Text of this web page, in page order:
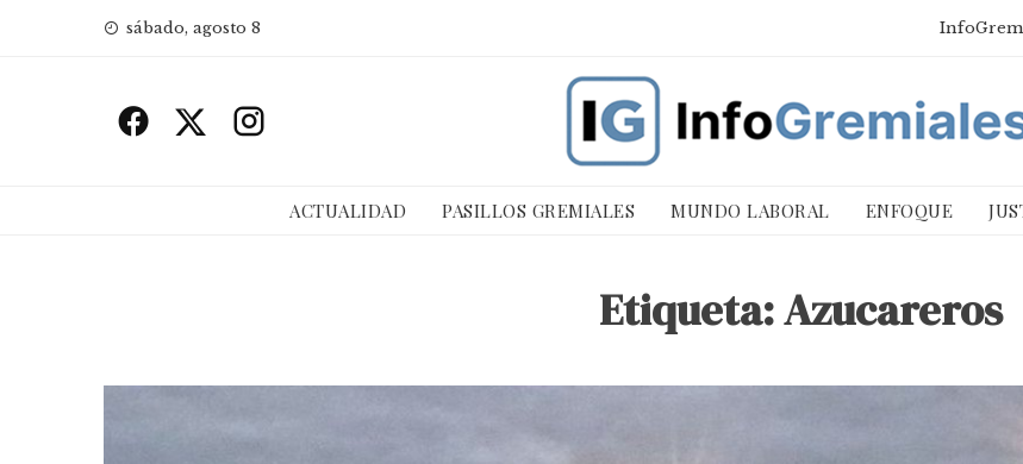
sábado, agosto 8
ACTUALIDAD PASILLOS GREMIALES MUNDO LABORAL ENFOQUE
Etiqueta:Azucareros